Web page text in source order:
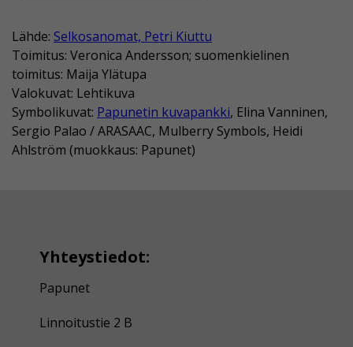
Lähde: Selkosanomat, Petri Kiuttu
Toimitus: Veronica Andersson; suomenkielinen
toimitus: Maija Ylätupa
Valokuvat: Lehtikuva
Symbolikuvat: Papunetin kuvapankki, Elina Vanninen,
Sergio Palao / ARASAAC, Mulberry Symbols, Heidi
Ahlström (muokkaus: Papunet)
Yhteystiedot:
Papunet
Linnoitustie 2 B